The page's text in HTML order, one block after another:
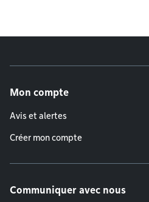
Mon compte
Avis et alertes
Créer mon compte
Communiquer avec nous